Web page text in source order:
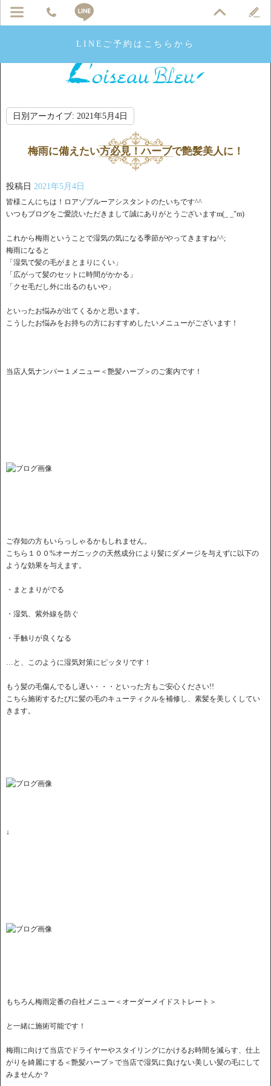
LINEご予約はこちらから
日別アーカイブ: 2021年5月4日
梅雨に備えたい方必見！ハーブで艶髪美人に！
投稿日 2021年5月4日
皆様こんにちは！ロアゾブルーアシスタントのたいちです^^
いつもブログをご愛読いただきまして誠にありがとうございますm(_ _"m)
これから梅雨ということで湿気の気になる季節がやってきますね^^;
梅雨になると
「湿気で髪の毛がまとまりにくい」
「広がって髪のセットに時間がかかる」
「クセ毛だし外に出るのもいや」
といったお悩みが出てくるかと思います。
こうしたお悩みをお持ちの方におすすめしたいメニューがございます！
当店人気ナンバー１メニュー＜艶髪ハーブ＞のご案内です！
ご存知の方もいらっしゃるかもしれません。
こちら１００%オーガニックの天然成分により髪にダメージを与えずに以下の
ような効果を与えます。
・まとまりがでる
・湿気、紫外線を防ぐ
・手触りが良くなる
…と、このように湿気対策にピッタリです！
もう髪の毛傷んでるし遅い・・・といった方もご安心ください!!
こちら施術するたびに髪の毛のキューティクルを補修し、素髪を美しくしてい
きます。
↓
もちろん梅雨定番の自社メニュー＜オーダーメイドストレート＞
と一緒に施術可能です！
梅雨に向けて当店でドライヤーやスタイリングにかけるお時間を減らす、仕上
がりを綺麗にする＜艶髪ハーブ＞で当店で湿気に負けない美しい髪の毛にして
みませんか？